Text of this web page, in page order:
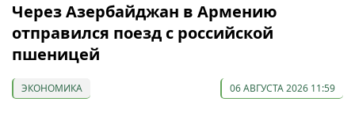
Через Азербайджан в Армению
отправился поезд с российской
пшеницей
ЭКОНОМИКА 06 АВГУСТА 2026 11:59